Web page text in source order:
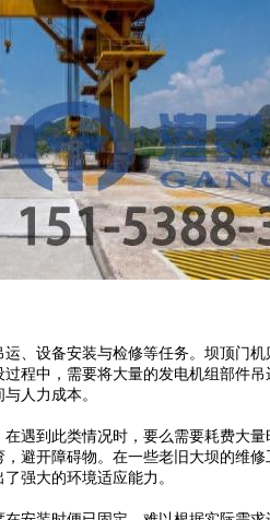
、设备安装与检修等任务。坝顶门
程中，需要将大量的发电机组部件
人力成本。
遇到此类情况时，要么需要耗费大
避开障碍物。在一些老旧大坝的维
强大的环境适应能力。